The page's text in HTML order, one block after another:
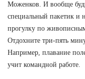
Моженков. И вообще
специальный пакетик и
прогулку по
Отдохните три-пять
Например, плавание
учит командной работе.